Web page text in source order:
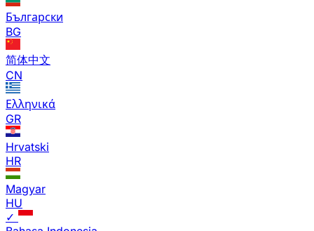
Български
BG
简体中文
CN
Ελληνικά
GR
Hrvatski
HR
Magyar
HU
✓